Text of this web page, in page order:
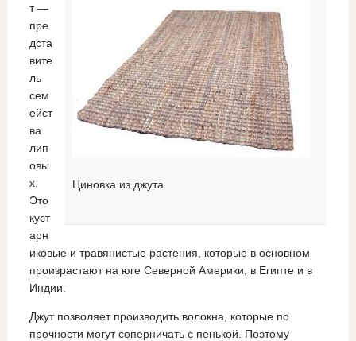
Циновка из джута
т —
пре
дста
вите
ль
сем
ейст
ва
лип
овы
х.
Это
куст
арн
иковые и травянистые растения, которые в основном
произрастают на юге Северной Америки, в Египте и в
Индии.
Джут позволяет производить волокна, которые по
прочности могут соперничать с пенькой. Поэтому